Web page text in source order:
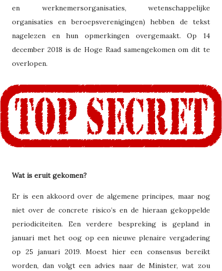
en werknemersorganisaties, wetenschappelijke
organisaties en beroepsverenigingen) hebben de tekst
nagelezen en hun opmerkingen overgemaakt. Op 14
december 2018 is de Hoge Raad samengekomen om dit te
overlopen.
Wat is eruit gekomen?
Er is een akkoord over de algemene principes, maar nog
niet over de concrete risico’s en de hieraan gekoppelde
periodiciteiten. Een verdere bespreking is gepland in
januari met het oog op een nieuwe plenaire vergadering
op 25 januari 2019. Moest hier een consensus bereikt
worden, dan volgt een advies naar de Minister, wat zou